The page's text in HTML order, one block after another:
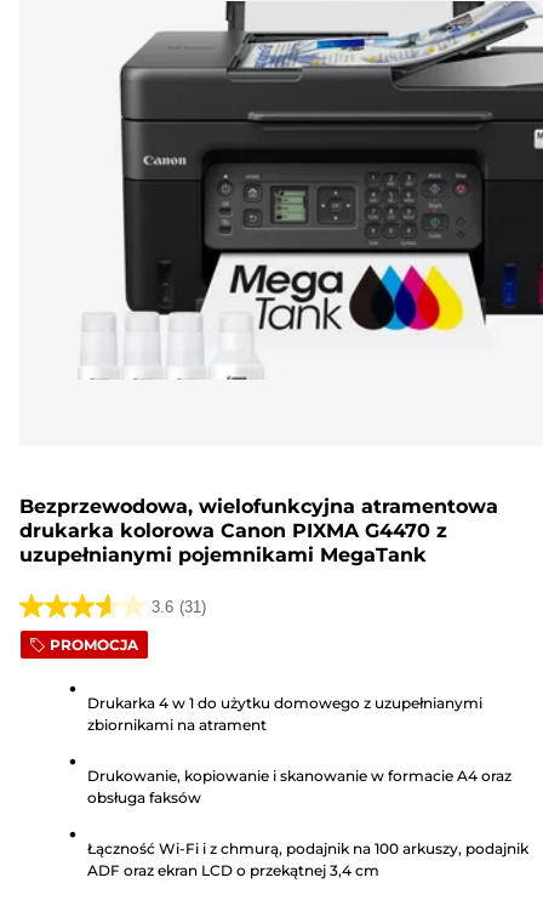
Bezprzewodowa, wielofunkcyjna atramentowa
drukarka kolorowa Canon PIXMA G4470 z
uzupełnianymi pojemnikami MegaTank
3.6 (31)
3.6
na
gwiazdek.
Recenzji
PROMOCJA
Drukarka 4 w 1 do użytku domowego z uzupełnianymi
zbiornikami na atrament
Drukowanie, kopiowanie i skanowanie w formacie A4 oraz
obsługa faksów
Łączność Wi-Fi i z chmurą, podajnik na 100 arkuszy, podajnik
ADF oraz ekran LCD o przekątnej 3,4 cm